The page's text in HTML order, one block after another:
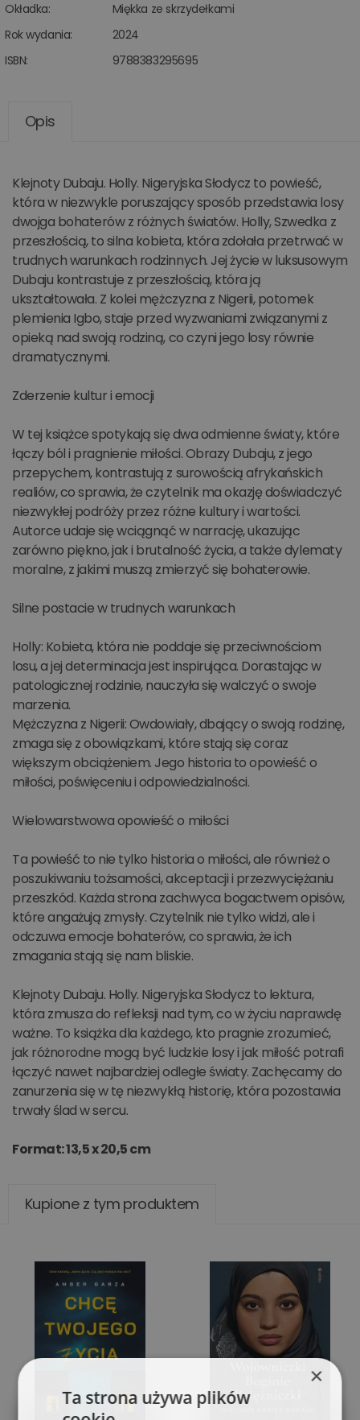
Okładka:
Miękka ze skrzydełkami
Rok wydania:
2024
ISBN:
9788383295695
Opis
Klejnoty Dubaju. Holly. Nigeryjska Słodycz to powieść,
która w niezwykle poruszający sposób przedstawia losy
dwojga bohaterów z różnych światów. Holly, Szwedka z
przeszłością, to silna kobieta, która zdołała przetrwać w
trudnych warunkach rodzinnych. Jej życie w luksusowym
Dubaju kontrastuje z przeszłością, która ją
ukształtowała. Z kolei mężczyzna z Nigerii, potomek
plemienia Igbo, staje przed wyzwaniami związanymi z
opieką nad swoją rodziną, co czyni jego losy równie
dramatycznymi.
Zderzenie kultur i emocji
W tej książce spotykają się dwa odmienne światy, które
łączy ból i pragnienie miłości. Obrazy Dubaju, z jego
przepychem, kontrastują z surowością afrykańskich
realiów, co sprawia, że czytelnik ma okazję doświadczyć
niezwykłej podróży przez różne kultury i wartości.
Autorce udaje się wciągnąć w narrację, ukazując
zarówno piękno, jak i brutalność życia, a także dylematy
moralne, z jakimi muszą zmierzyć się bohaterowie.
Silne postacie w trudnych warunkach
Holly: Kobieta, która nie poddaje się przeciwnościom
losu, a jej determinacja jest inspirująca. Dorastając w
patologicznej rodzinie, nauczyła się walczyć o swoje
marzenia.
Mężczyzna z Nigerii: Owdowiały, dbający o swoją rodzinę,
zmaga się z obowiązkami, które stają się coraz
większym obciążeniem. Jego historia to opowieść o
miłości, poświęceniu i odpowiedzialności.
Wielowarstwowa opowieść o miłości
Ta powieść to nie tylko historia o miłości, ale również o
poszukiwaniu tożsamości, akceptacji i przezwyciężaniu
przeszkód. Każda strona zachwyca bogactwem opisów,
które angażują zmysły. Czytelnik nie tylko widzi, ale i
odczuwa emocje bohaterów, co sprawia, że ich
zmagania stają się nam bliskie.
Klejnoty Dubaju. Holly. Nigeryjska Słodycz to lektura,
która zmusza do refleksji nad tym, co w życiu naprawdę
ważne. To książka dla każdego, kto pragnie zrozumieć,
jak różnorodne mogą być ludzkie losy i jak miłość potrafi
łączyć nawet najbardziej odległe światy. Zachęcamy do
zanurzenia się w tę niezwykłą historię, która pozostawia
trwały ślad w sercu.
Format: 13,5 x 20,5 cm
Kupione z tym produktem
×
Ta strona używa plików